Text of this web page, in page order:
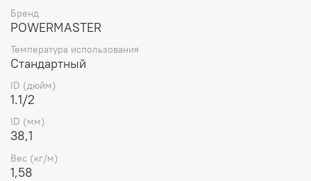
Бренд
POWERMASTER
Температура использования
Стандартный
ID (дюйм)
1.1/2
ID (мм)
38,1
Вес (кг/м)
1,58